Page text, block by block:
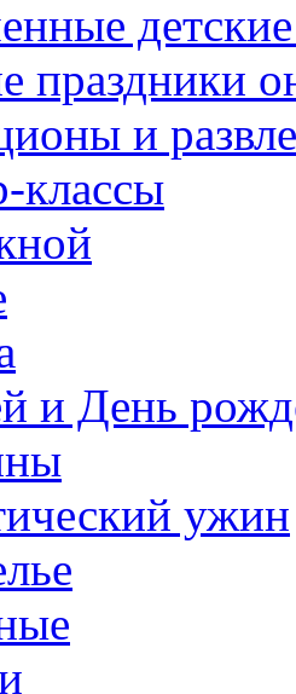
праздники
и
классы
и День
ужин